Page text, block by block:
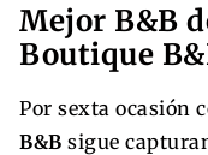
Mejor B&B
Boutique
Por sexta ocasión
B&B sigue